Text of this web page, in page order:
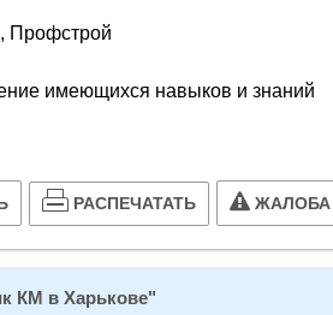
Профстрой
имеющихся навыков и знаний
РАСПЕЧАТАТЬ ЖАЛОБА
КМ в Харькове"